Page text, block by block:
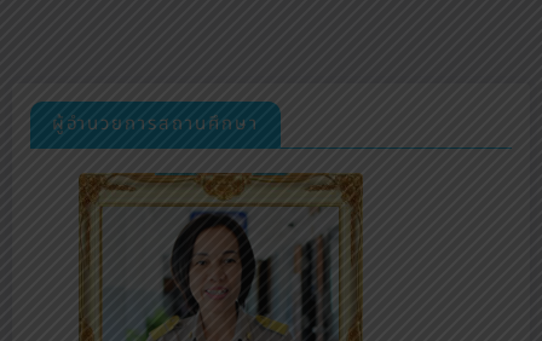
ผู้อำนวยการสถานศึกษา